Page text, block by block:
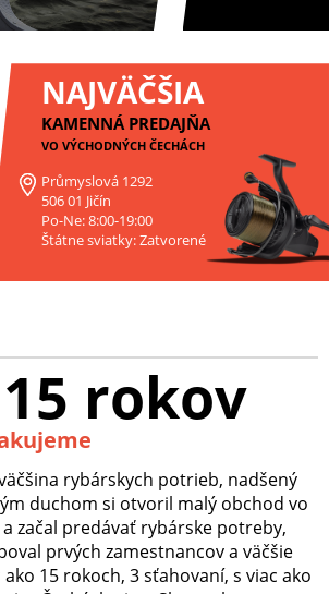
NAJVÄČŠIA
KAMENNÁ PREDAJŇA
VO VÝCHODNÝCH ČECHÁCH
Průmyslová 1292
506 01 Jičín
Po-Ne: 8:00-19:00
Štátne sviatky: Zatvorené
rokov
rybárskych potrieb, nadšený
duchom si otvoril malý obchod vo
začal predávať rybárske potreby,
prvých zamestnancov a väčšie
15 rokoch, 3 sťahovaní, s viac ako